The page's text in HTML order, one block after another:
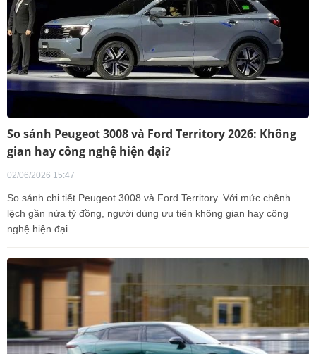
So sánh Peugeot 3008 và Ford Territory 2026: Không
gian hay công nghệ hiện đại?
02/06/2026 15:47
So sánh chi tiết Peugeot 3008 và Ford Territory. Với mức chênh
lệch gần nửa tỷ đồng, người dùng ưu tiên không gian hay công
nghệ hiện đại.